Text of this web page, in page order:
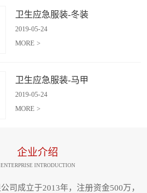
卫生应急服装-冬装
2019-05-24
MORE >
卫生应急服装-马甲
2019-05-24
MORE >
企业介绍
ENTERPRISE INTRODUCTION
司成立于2013年，注册资金500万，